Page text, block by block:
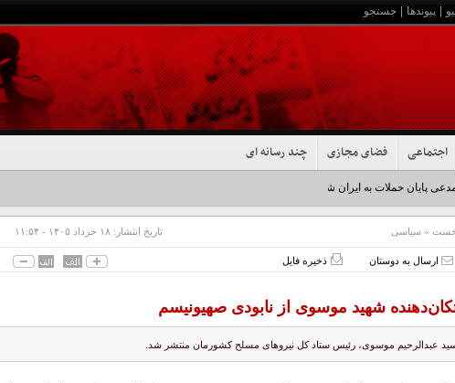
پیوندها جستجو
اجتماعی فضای مجازی چند رسانه ای
پایان حملات به ایران شد+فیلم
»سیاسی تاریخ انتشار: ۱۸ خرداد ۱۴۰۵ - ۱۱:۵۴
ارسال به دوستان ذخیره فایل
شهید موسوی از نابودی صهیونیسم
عبدالرحیم موسوی، رئیس ستاد کل نیروهای مسلح کشورمان منتشر شد.